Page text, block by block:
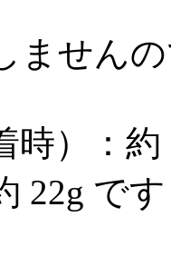
ません
時）：約
22g で